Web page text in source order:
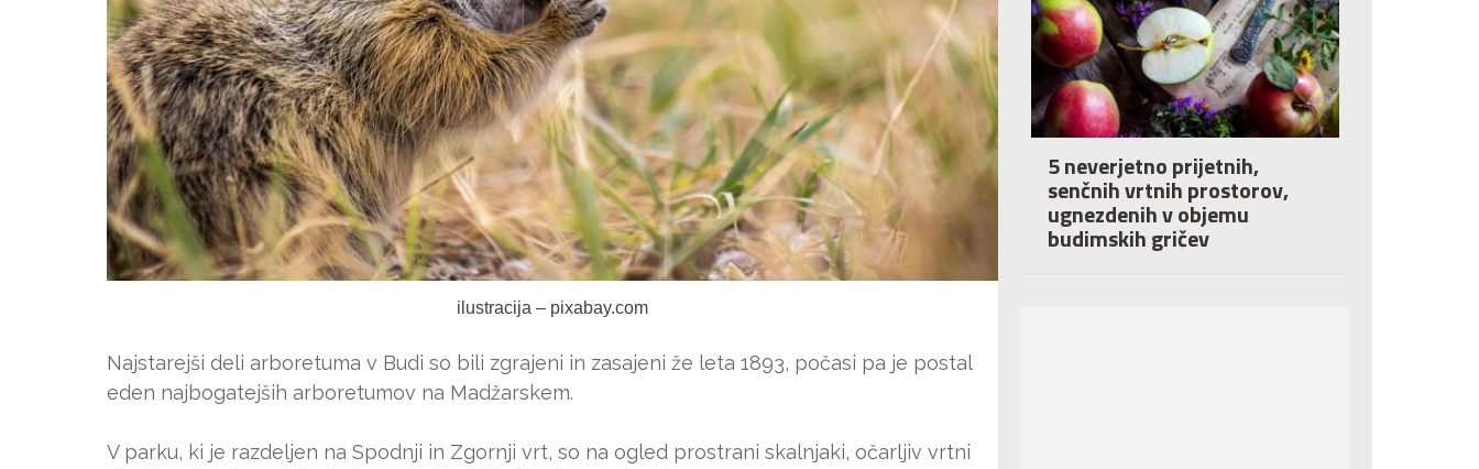
ilustracija – pixabay.com
Najstarejši deli arboretuma v Budi so bili zgrajeni in zasajeni že leta 1893, počasi pa je postal
eden najbogatejših arboretumov na Madžarskem.
V parku, ki je razdeljen na Spodnji in Zgornji vrt, so na ogled prostrani skalnjaki, očarljiv vrtni
5 neverjetno prijetnih,
senčnih vrtnih prostorov,
ugnezdenih v objemu
budimskih gričev